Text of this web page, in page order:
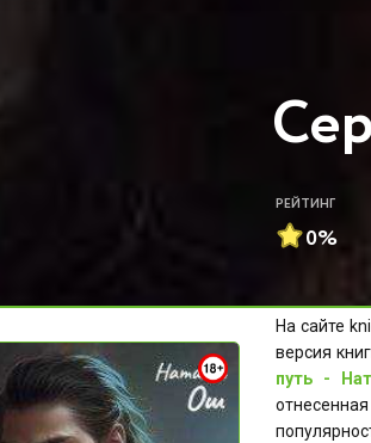
РЕЙТИНГ
0%
На сайте
версия
путь -